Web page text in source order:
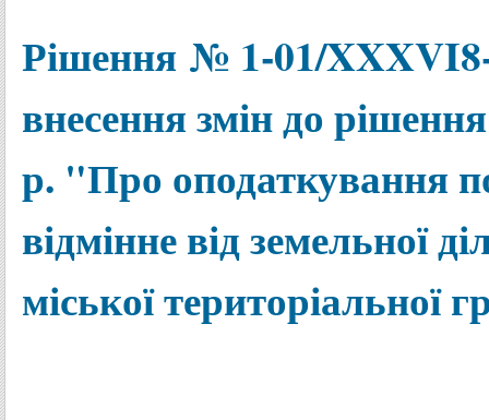
Рішення № 1-01/XXXVI8-
внесення змін до
р. "Про оподаткування
відмінне від земельної
міської територіальної